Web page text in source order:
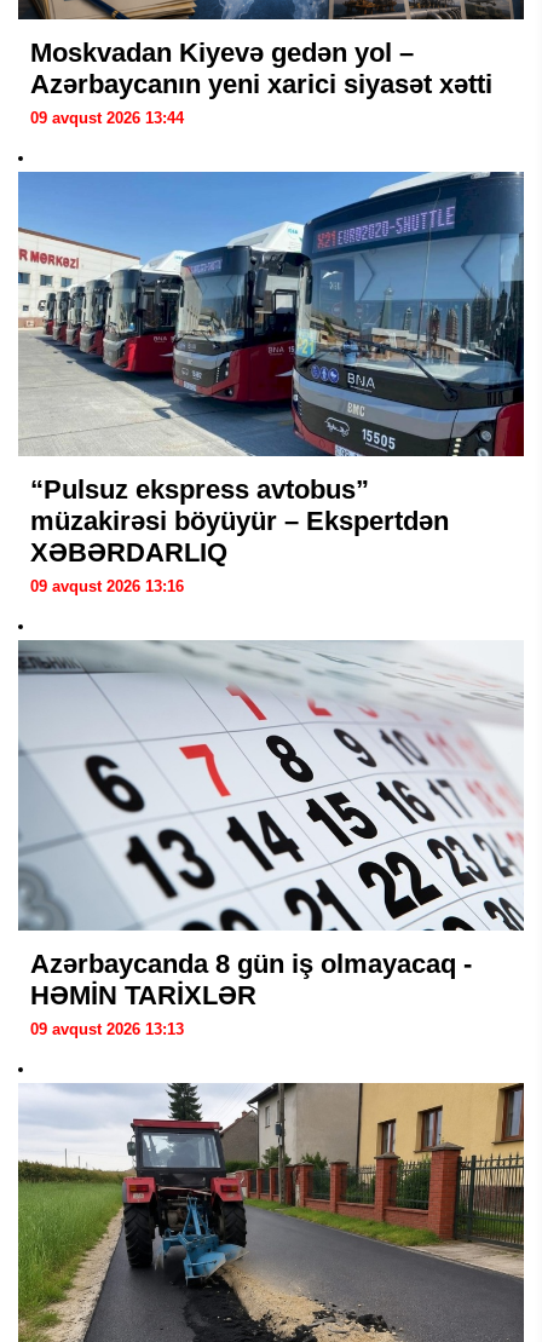
Moskvadan Kiyevə gedən yol –
Azərbaycanın yeni xarici siyasət xətti
09 avqust 2026 13:44
“Pulsuz ekspress avtobus”
müzakirəsi böyüyür – Ekspertdən
XƏBƏRDARLIQ
09 avqust 2026 13:16
Azərbaycanda 8 gün iş olmayacaq -
HƏMİN TARİXLƏR
09 avqust 2026 13:13